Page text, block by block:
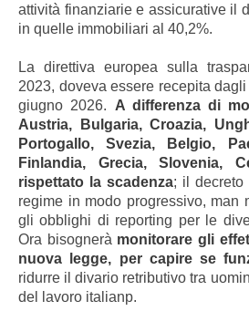
attività finanziarie e assicurative il
in quelle immobiliari al 40,2%.
La direttiva europea sulla
2023, doveva essere recepita
giugno 2026. A differenza di
Austria, Bulgaria, Croazia,
Portogallo, Svezia, Belgio,
Finlandia, Grecia, Slovenia,
rispettato la scadenza; il decreto
regime in modo progressivo, man
gli obblighi di reporting per le
Ora bisognerà monitorare gli
nuova legge, per capire se
ridurre il divario retributivo tra
del lavoro italianp.